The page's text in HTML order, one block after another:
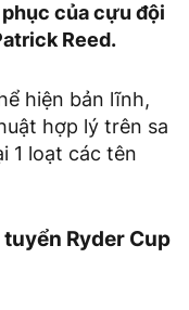
của cựu đội
Reed.
hiện bản lĩnh,
hợp lý trên sa
1 loạt các tên
Ryder Cup